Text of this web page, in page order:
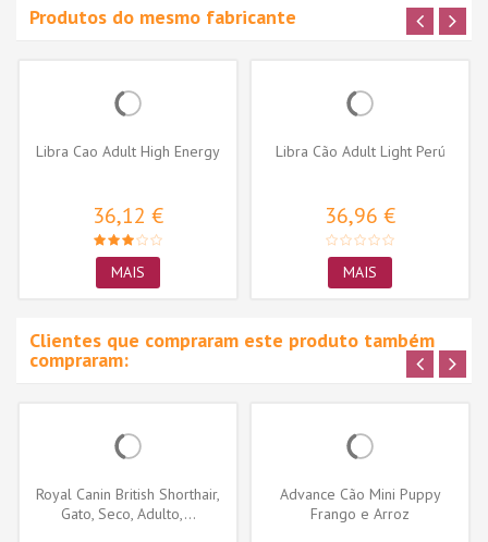
Produtos do mesmo fabricante
Libra Cao Adult High Energy
36,12 €
MAIS
Libra Cão Adult Light Perú
36,96 €
MAIS
Clientes que compraram este produto também
compraram:
Royal Canin British Shorthair,
Gato, Seco, Adulto,...
Advance Cão Mini Puppy
Frango e Arroz